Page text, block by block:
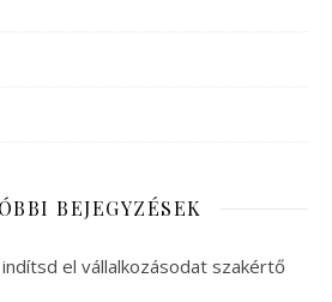
BEJEGYZÉSEK
el vállalkozásodat szakértő